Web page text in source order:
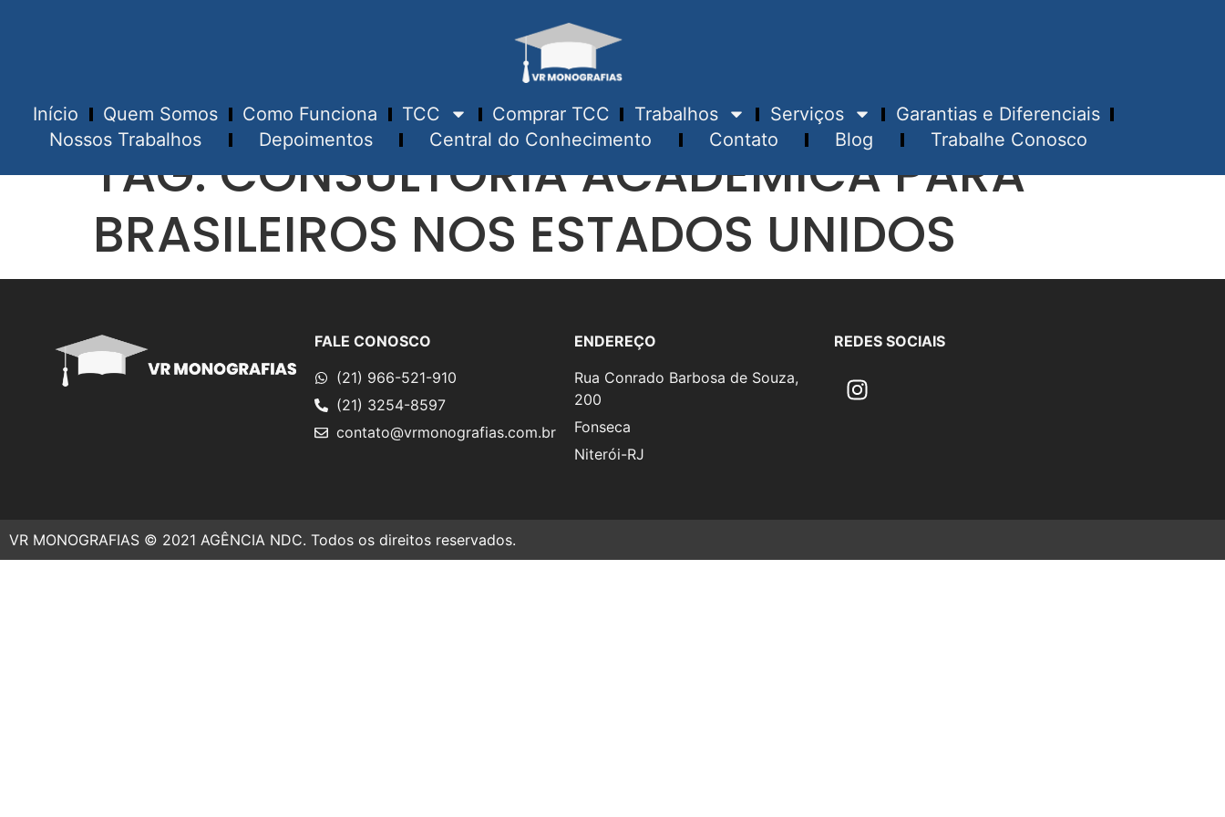
Início Quem Somos Como Funciona TCC Comprar TCC Trabalhos Serviços
Garantias e Diferenciais
Nossos Trabalhos
Depoimentos Central do Conhecimento Contato Blog Trabalhe Conosco
TAG:CONSULTORIA ACADÊMICA PARA
BRASILEIROS NOS ESTADOS UNIDOS
FALE CONOSCO
(21) 966-521-910
(21) 3254-8597
contato@vrmonografias.com.br
ENDEREÇO
Rua Conrado Barbosa de Souza,
200
Fonseca
Niterói-RJ
REDES SOCIAIS
VR MONOGRAFIAS © 2021 AGÊNCIA NDC. Todos os direitos reservados.